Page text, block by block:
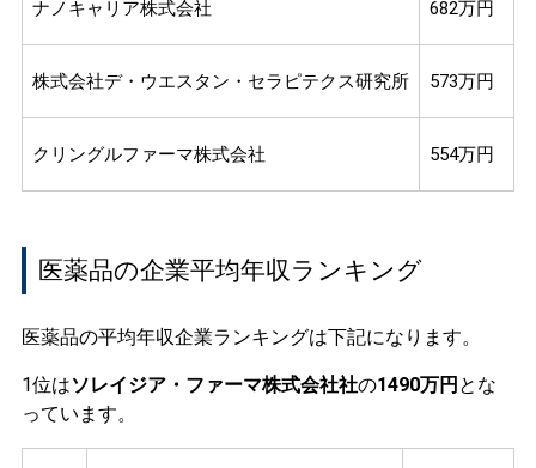
ナノキャリア株式会社 682万円
株式会社デ・ウエスタン・セラピテクス研究所 573万円
クリングルファーマ株式会社 554万円
医薬品の企業平均年収ランキング
医薬品の平均年収企業ランキングは下記になります。
1位はソレイジア・ファーマ株式会社社の1490万円 とな
っています。